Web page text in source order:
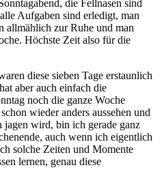
die Fellnasen sind
Aufgaben sind erledigt, man
allmählich zur Ruhe und man
Höchste Zeit also für die
diese sieben Tage erstaunlich
aber auch einfach die
noch die ganze Woche
wieder anders aussehen und
jagen wird, bin ich gerade ganz
auch wenn ich eigentlich
solche Zeiten und Momente
lernen, genau diese